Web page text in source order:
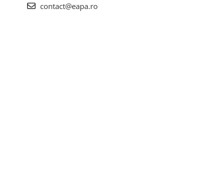
contact@eapa.ro